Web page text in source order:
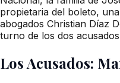
propietaria del boleto,
abogados Christian Díaz
turno de los dos
Los Acusados: